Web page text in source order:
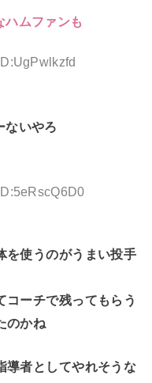
ハムファンも
ないやろ
を使うのがうまい投手
コーチで残ってもらう
のかね
導者としてやれそうな